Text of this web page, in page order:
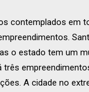
contemplados em
o estado tem um
três
A cidade no